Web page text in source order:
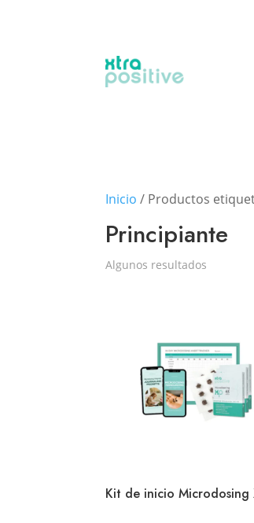
Inicio / Productos
Principiante
Algunos resultados
Kit de inicio Microdosing